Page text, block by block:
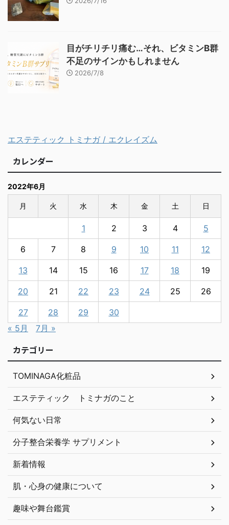
目がチリチリ痛む…それ、ビタミンB群
不足のサインかもしれません
2026/7/8
エステティック トミナガ / エクレイズム
カレンダー
2022年6月
月 火 水 木 金 土 日
1 2 3 4 5
6 7 8 9 10 11 12
13 14 15 16 17 18 19
20 21 22 23 24 25 26
27 28 29
30
« 5月
7月 »
カテゴリー
TOMINAGA化粧品
エステティック トミナガのこと
何気ない日常
分子整合栄養学 サプリメント
新着情報
肌・心身の健康について
趣味や舞台鑑賞